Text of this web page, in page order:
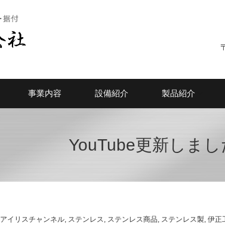
事業内容 設備紹介 製品紹介
YouTube更新しまし
アイリスチャンネル, ステンレス, ステンレス商品, ステンレス製, 伊正